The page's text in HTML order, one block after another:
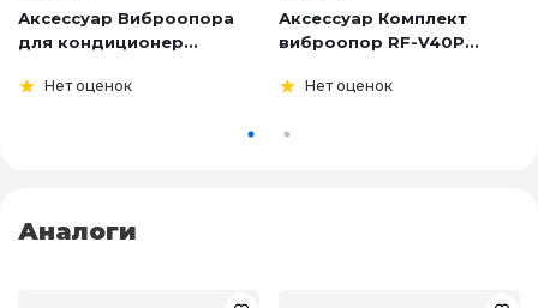
Аксессуар Виброопора
для кондиционер...
Нет оценок
Аксессуар Комплект
виброопор RF-V40P...
Нет оценок
Аналоги